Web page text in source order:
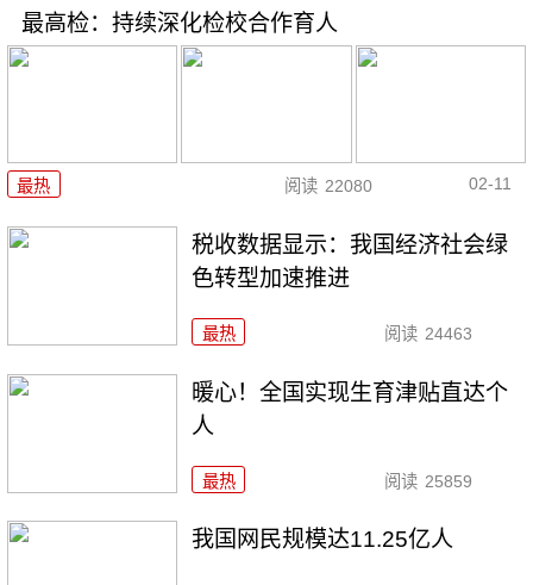
最高检：持续深化检校合作育人
最热 阅读 22080 02-11
税收数据显示：我国经济社会绿
色转型加速推进
最热 阅读 24463
暖心！全国实现生育津贴直达个
人
最热 阅读 25859
我国网民规模达11.25亿人